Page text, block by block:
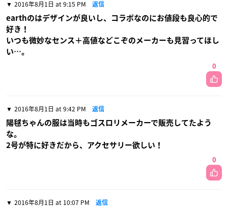
2016年8月1日 at 9:15 PM 返信
earthのはデザインが良いし、コラボなのにお値段も良心的で
好き！
いつも微妙なセンス＋高値などこぞのメーカーも見習ってほし
い…。
0
2016年8月1日 at 9:42 PM 返信
陽毬ちゃんの服は当時もゴスロリメーカーで販売してたよう
な。
2号が特に好きだから、アクセサリー欲しい！
0
2016年8月1日 at 10:07 PM 返信